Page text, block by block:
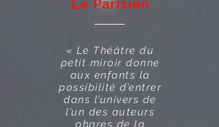
Le Parisien
« Le Théâtre du
petit miroir donne
aux enfants la
possibilité d’entrer
dans l’univers de
l’un des auteurs
phares de la